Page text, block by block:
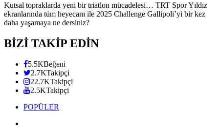
Kutsal topraklarda yeni bir triatlon mücadelesi… TRT Spor Yıldız
ekranlarında tüm heyecanı ile 2025 Challenge Gallipoli’yi bir kez
daha yaşamaya ne dersiniz?
BİZİ TAKİP EDİN
5.5KBeğeni
2.7KTakipçi
22.7KTakipçi
2.5KTakipçi
POPÜLER